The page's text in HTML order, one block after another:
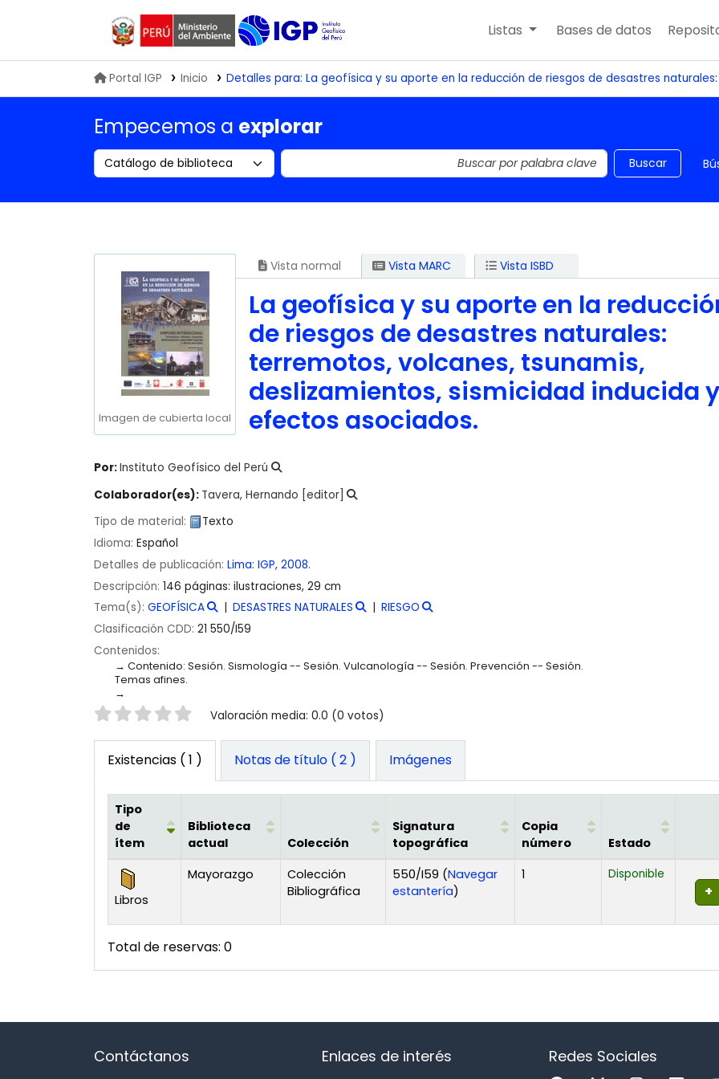
Biblioteca IGP
Listas Bases de datos
Portal IGP Inicio Detalles para: La geofísica y su aporte en la reducción de riesgos de desastres naturales:
Empecemos a explorar
Search the catalog by: Buscar en el catálogo por palabra clave Buscar
Imagen de cubierta local
Vista normal Vista MARC Vista ISBD
La geofísica y su aporte en la
de riesgos de desastres naturales:
terremotos, volcanes, tsunamis,
deslizamientos, sismicidad inducida y
efectos asociados.
Por:Instituto Geofísico del Perú
Colaborador(es): Tavera, Hernando [editor]
Tipo de material:
Texto
Idioma: Español
Detalles de publicación: Lima: IGP, 2008.
Descripción: 146 páginas: ilustraciones, 29 cm
Tema(s): GEOFÍSICA DESASTRES NATURALES
RIESGO
Clasificación CDD: 21 550/I59
Contenidos:
Contenido: Sesión. Sismología -- Sesión. Vulcanología -- Sesión. Prevención -- Sesión.
Temas afines.
Valoración Valoración media: 0.0 (0 votos)
Existencias ( 1 ) Notas de título ( 2 ) Imágenes
Existencias
Tipo
de
ítem
Biblioteca
actual
Colección
Signatura
topográfica
Copia
número
Estado
Libros
Mayorazgo
Colección
Bibliográfica
550/I59 (Navegar
estantería(Abre debajo)
)
1 Disponible
Total de reservas: 0
Contáctanos Enlaces de interés Redes Sociales